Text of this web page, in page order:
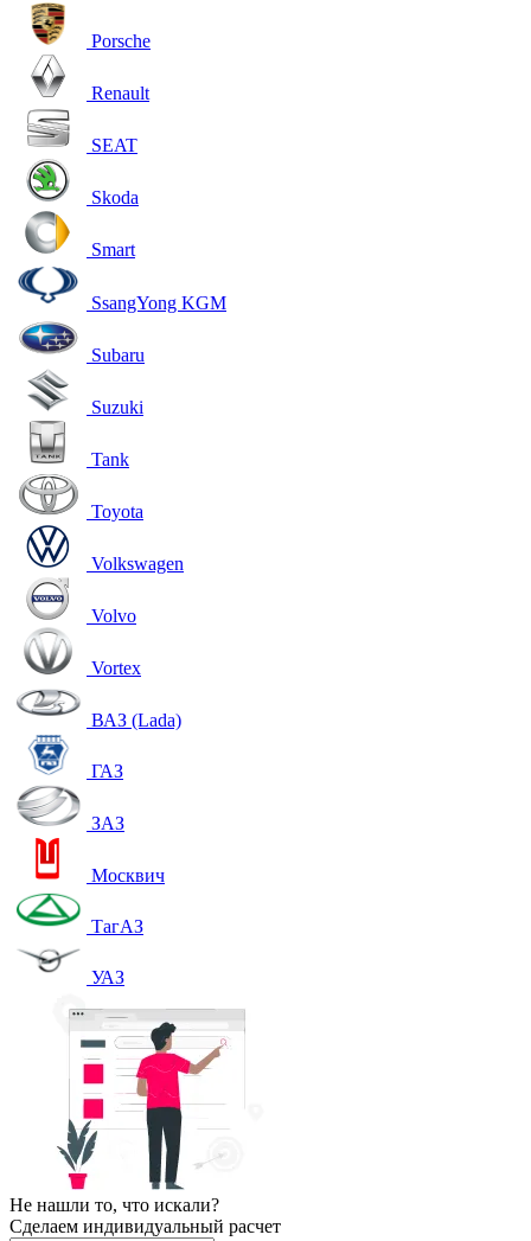
Porsche
Renault
SEAT
Skoda
Smart
SsangYong KGM
Subaru
Suzuki
Tank
Toyota
Volkswagen
Volvo
Vortex
ВАЗ (Lada)
ГАЗ
ЗАЗ
Москвич
ТагАЗ
УАЗ
Не нашли то, что искали?
Сделаем индивидуальный расчет